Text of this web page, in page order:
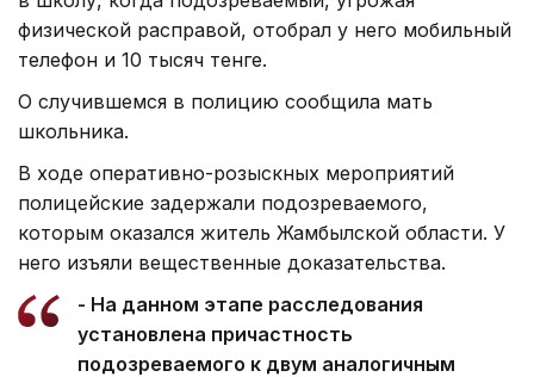
физической расправой, отобрал у него мобильный
телефон и 10 тысяч тенге.
О случившемся в полицию сообщила мать
школьника.
В ходе оперативно-розыскных мероприятий
полицейские задержали подозреваемого,
которым оказался житель Жамбылской области. У
него изъяли вещественные доказательства.
- На данном этапе расследования
установлена причастность
подозреваемого к двум аналогичным